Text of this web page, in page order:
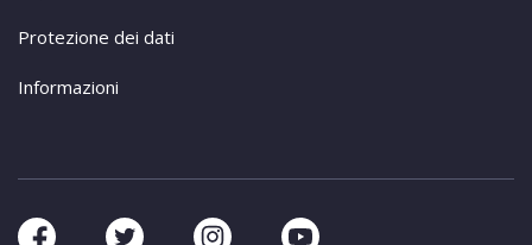
Protezione dei dati
Informazioni